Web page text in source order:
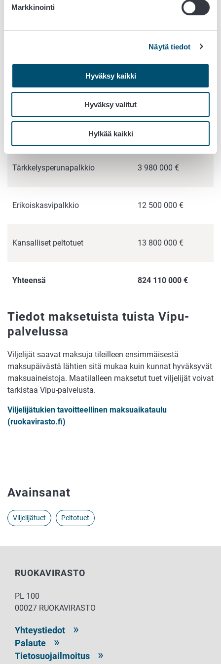
Markkinointi
Näytä tiedot
Hyväksy kaikki
Hyväksy valitut
Hylkää kaikki
Ekojärjestelmätuki (lukuun
16 900 000 €
Uudelleenjakotulotuki 24 830 000 €
Nuorten viljelijöiden tulotuki 12 300 000 €
Tärkkelysperunapalkkio 3 980 000 €
Erikoiskasvipalkkio 12 500 000 €
Kansalliset peltotuet 13 800 000 €
Yhteensä 824 110 000 €
Tiedot maksetuista tuista Vipu-
palvelussa
Viljelijät saavat maksuja tileilleen ensimmäisestä
maksupäivästä lähtien sitä mukaa kuin kunnat hyväksyvät
maksuaineistoja. Maatilalleen maksetut tuet viljelijät voivat
tarkistaa Vipu-palvelusta.
Viljelijätukien tavoitteellinen maksuaikataulu
(ruokavirasto.fi)
Avainsanat
Viljelijätuet Peltotuet
RUOKAVIRASTO
PL 100
00027 RUOKAVIRASTO
Yhteystiedot
Palaute
Tietosuojailmoitus